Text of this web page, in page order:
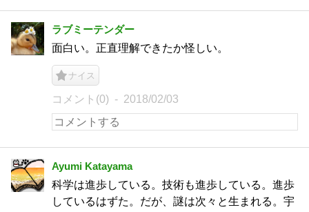
ラブミーテンダー
面白い。正直理解できたか怪しい。
ナイス
コメント(0) 2018/02/03
Ayumi Katayama
科学は進歩している。技術も進歩している。進歩
しているはずた。だが、謎は次々と生まれる。宇